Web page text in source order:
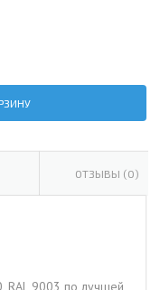
ОТЗЫВЫ (0)
RAL 9003 по лучшей